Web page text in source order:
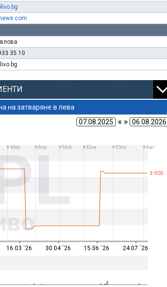
35 10
на затваряне в лева
« »
3.900
Мар.
16.03 ´26
Апр.
30.04 ´26
Май Юни
15.06 ´26
Юли
24.07 ´26
Авг.